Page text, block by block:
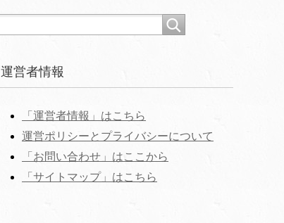
運営者情報
「運営者情報」はこちら
運営ポリシーとプライバシーについて
「お問い合わせ」はここから
‎「サイトマップ」はこちら